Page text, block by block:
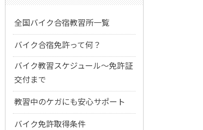
全国バイク合宿教習所一覧
バイク合宿免許って何？
バイク教習スケジュール～免許証
交付まで
教習中のケガにも安心サポート
バイク免許取得条件